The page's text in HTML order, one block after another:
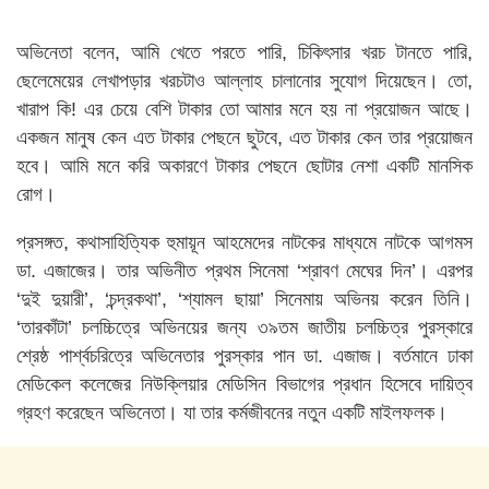
অভিনেতা বলেন, আমি খেতে পরতে পারি, চিকিৎসার খরচ টানতে পারি,
ছেলেমেয়ের লেখাপড়ার খরচটাও আল্লাহ চালানোর সুযোগ দিয়েছেন। তো,
খারাপ কি! এর চেয়ে বেশি টাকার তো আমার মনে হয় না প্রয়োজন আছে।
একজন মানুষ কেন এত টাকার পেছনে ছুটবে, এত টাকার কেন তার প্রয়োজন
হবে। আমি মনে করি অকারণে টাকার পেছনে ছোটার নেশা একটি মানসিক
রোগ।
প্রসঙ্গত, কথাসাহিত্যিক হুমায়ূন আহমেদের নাটকের মাধ্যমে নাটকে আগমস
ডা. এজাজের। তার অভিনীত প্রথম সিনেমা ‘শ্রাবণ মেঘের দিন’। এরপর
‘দুই দুয়ারী’, ‘চন্দ্রকথা’, ‘শ্যামল ছায়া’ সিনেমায় অভিনয় করেন তিনি।
‘তারকাঁটা’ চলচ্চিত্রে অভিনয়ের জন্য ৩৯তম জাতীয় চলচ্চিত্র পুরস্কারে
শ্রেষ্ঠ পার্শ্বচরিত্রে অভিনেতার পুরস্কার পান ডা. এজাজ। বর্তমানে ঢাকা
মেডিকেল কলেজের নিউক্লিয়ার মেডিসিন বিভাগের প্রধান হিসেবে দায়িত্ব
গ্রহণ করেছেন অভিনেতা। যা তার কর্মজীবনের নতুন একটি মাইলফলক।